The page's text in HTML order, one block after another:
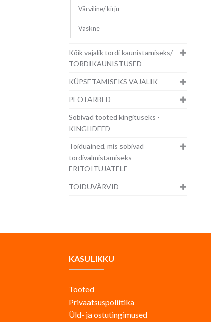
Värviline/ kirju
Vaskne
Kõik vajalik tordi kaunistamiseks/
TORDIKAUNISTUSED
KÜPSETAMISEKS VAJALIK
PEOTARBED
Sobivad tooted kingituseks -
KINGIIDEED
Toiduained, mis sobivad
tordivalmistamiseks
ERITOITUJATELE
TOIDUVÄRVID
KASULIKKU
Tooted
Privaatsuspoliitika
Üld- ja ostutingimused